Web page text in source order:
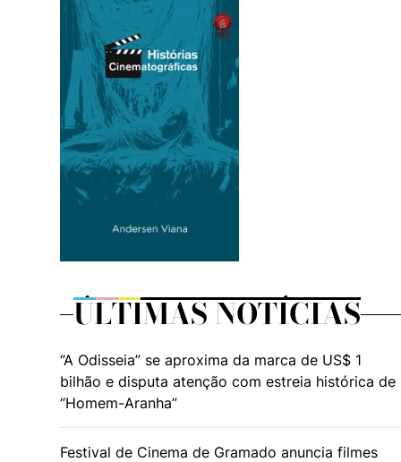
ÚLTIMAS NOTÍCIAS
“A Odisseia” se aproxima da marca de US$ 1
bilhão e disputa atenção com estreia histórica de
“Homem-Aranha”
Festival de Cinema de Gramado anuncia filmes